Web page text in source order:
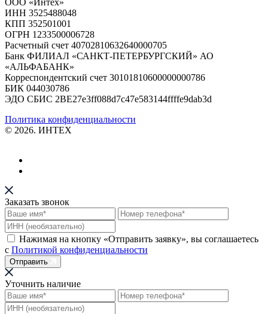
ИНН 3525488048
КПП 352501001
ОГРН 1233500006728
Расчетный счет 40702810632640000705
Банк ФИЛИАЛ «САНКТ-ПЕТЕРБУРГСКИЙ» АО
«АЛЬФАБАНК»
Корреспондентский счет 30101810600000000786
БИК 044030786
ЭДО СБИС 2BE27e3ff088d7c47e583144ffffe9dab3d
Политика конфиденциальности
© 2026. ИНТЕХ
Заказать звонок
Нажимая на кнопку «Отправить заявку», вы соглашаетесь
с Политикой конфиденциальности
Отправить
Уточнить наличие